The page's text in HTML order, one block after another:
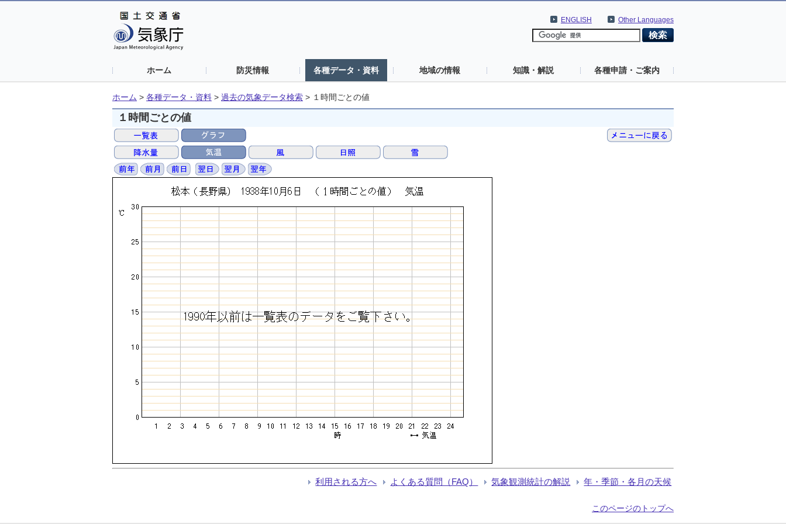
Other Languages
ENGLISH
ホーム 防災情報 各種データ・資料 地域の情報 知識・解説 各種申請・ご案内
ホーム > 各種データ・資料 > 過去の気象データ検索 > １時間ごとの値
１時間ごとの値
利用される方へ よくある質問（FAQ） 気象観測統計の解説 年・季節・各月の天候
このページのトップへ